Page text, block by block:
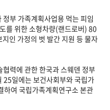
정박물 영상 기록물
50+1주년 광장
부 가족계획사업용 먹는 피임
를 위한 소형차량(랜드로버) 80
인 가정의 벗 발간 지원 등 물자
력에 관한 한국과 스웨덴 정부
25일에는 보건사회부와 국립가
하여 국립가족계획연구소 본관